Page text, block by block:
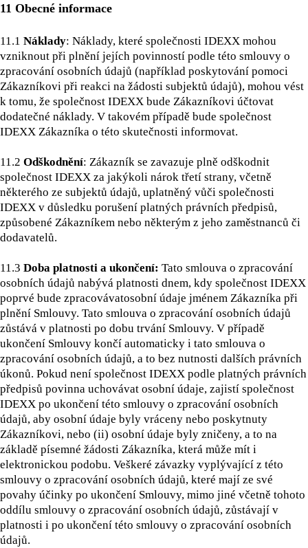
11 Obecné informace
11.1 Náklady: Náklady, které společnosti IDEXX mohou
vzniknout při plnění jejích povinností podle této smlouvy o
zpracování osobních údajů (například poskytování pomoci
Zákazníkovi při reakci na žádosti subjektů údajů), mohou vést
k tomu, že společnost IDEXX bude Zákazníkovi účtovat
dodatečné náklady. V takovém případě bude společnost
IDEXX Zákazníka o této skutečnosti informovat.
11.2 Odškodnění: Zákazník se zavazuje plně odškodnit
společnost IDEXX za jakýkoli nárok třetí strany, včetně
některého ze subjektů údajů, uplatněný vůči společnosti
IDEXX v důsledku porušení platných právních předpisů,
způsobené Zákazníkem nebo některým z jeho zaměstnanců či
dodavatelů.
11.3 Doba platnosti a ukončení: Tato smlouva o zpracování
osobních údajů nabývá platnosti dnem, kdy společnost IDEXX
poprvé bude zpracovávatosobní údaje jménem Zákazníka při
plnění Smlouvy. Tato smlouva o zpracování osobních údajů
zůstává v platnosti po dobu trvání Smlouvy. V případě
ukončení Smlouvy končí automaticky i tato smlouva o
zpracování osobních údajů, a to bez nutnosti dalších právních
úkonů. Pokud není společnost IDEXX podle platných právních
předpisů povinna uchovávat osobní údaje, zajistí společnost
IDEXX po ukončení této smlouvy o zpracování osobních
údajů, aby osobní údaje byly vráceny nebo poskytnuty
Zákazníkovi, nebo (ii) osobní údaje byly zničeny, a to na
základě písemné žádosti Zákazníka, která může mít i
elektronickou podobu. Veškeré závazky vyplývající z této
smlouvy o zpracování osobních údajů, které mají ze své
povahy účinky po ukončení Smlouvy, mimo jiné včetně tohoto
oddílu smlouvy o zpracování osobních údajů, zůstávají v
platnosti i po ukončení této smlouvy o zpracování osobních
údajů.